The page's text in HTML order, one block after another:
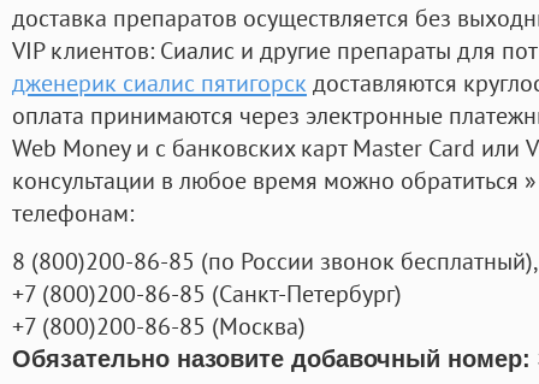
доставка препаратов осуществляется без
VIP клиентов: Сиалис и другие препараты для
дженерик сиалис пятигорск доставляются
оплата принимаются через электронные
Web Money и с банковских карт Master Card или
консультации в любое время можно обратиться
телефонам:
8 (800)200-86-85 (по России звонок бесплатный),
+7 (800)200-86-85 (Санкт-Петербург)
+7 (800)200-86-85 (Москва)
Обязательно назовите добавочный номер: